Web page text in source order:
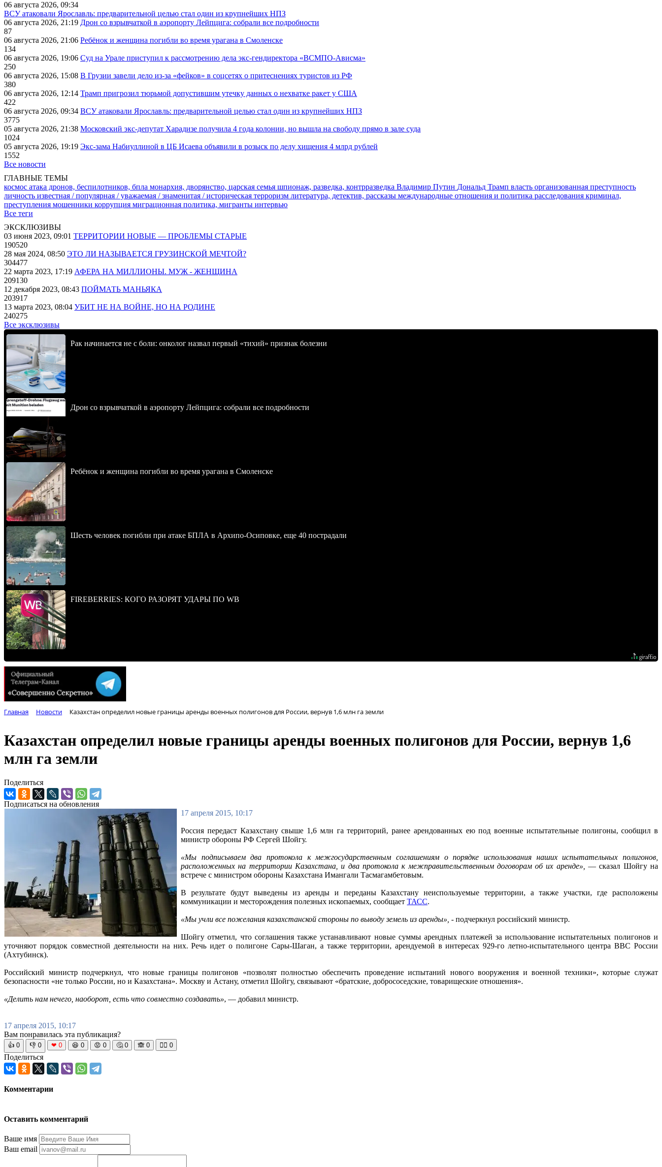
06 августа 2026, 09:34
ВСУ атаковали Ярославль: предварительной целью стал один из крупнейших НПЗ
06 августа 2026, 21:19 Дрон со взрывчаткой в аэропорту Лейпцига: собрали все подробности
87
06 августа 2026, 21:06 Ребёнок и женщина погибли во время урагана в Смоленске
134
06 августа 2026, 19:06 Суд на Урале приступил к рассмотрению дела экс-гендиректора «ВСМПО-Ависма»
250
06 августа 2026, 15:08 В Грузии завели дело из-за «фейков» в соцсетях о притеснениях туристов из РФ
380
06 августа 2026, 12:14 Трамп пригрозил тюрьмой допустившим утечку данных о нехватке ракет у США
422
06 августа 2026, 09:34 ВСУ атаковали Ярославль: предварительной целью стал один из крупнейших НПЗ
3775
05 августа 2026, 21:38 Московский экс-депутат Харадизе получила 4 года колонии, но вышла на свободу прямо в зале суда
1024
05 августа 2026, 19:19 Экс-зама Набиуллиной в ЦБ Исаева объявили в розыск по делу хищения 4 млрд рублей
1552
Все новости
ГЛАВНЫЕ ТЕМЫ
космос атака дронов, беспилотников, бпла монархия, дворянство, царская семья шпионаж, разведка, контрразведка Владимир Путин Дональд Трамп власть организованная преступность
личность известная / популярная / уважаемая / знаменитая / историческая терроризм литература, детектив, рассказы международные отношения и политика расследования криминал,
преступления мошенники коррупция миграционная политика, мигранты интервью
Все теги
ЭКСКЛЮЗИВЫ
03 июня 2023, 09:01 ТЕРРИТОРИИ НОВЫЕ — ПРОБЛЕМЫ СТАРЫЕ
190520
28 мая 2024, 08:50 ЭТО ЛИ НАЗЫВАЕТСЯ ГРУЗИНСКОЙ МЕЧТОЙ?
304477
22 марта 2023, 17:19 АФЕРА НА МИЛЛИОНЫ. МУЖ - ЖЕНЩИНА
209130
12 декабря 2023, 08:43 ПОЙМАТЬ МАНЬЯКА
203917
13 марта 2023, 08:04 УБИТ НЕ НА ВОЙНЕ, НО НА РОДИНЕ
240275
Все эксклюзивы
Рак начинается не с боли: онколог назвал первый «тихий» признак болезни
Дрон со взрывчаткой в аэропорту Лейпцига: собрали все подробности
Ребёнок и женщина погибли во время урагана в Смоленске
Шесть человек погибли при атаке БПЛА в Архипо-Осиповке, еще 40 пострадали
FIREBERRIES: КОГО РАЗОРЯТ УДАРЫ ПО WB
Главная Новости Казахстан определил новые границы аренды военных полигонов для России, вернув 1,6 млн га земли
Казахстан определил новые границы аренды военных полигонов для России, вернув 1,6
млн га земли
Поделиться
Подписаться на обновления
17 апреля 2015, 10:17
Россия передаст Казахстану свыше 1,6 млн га территорий, ранее арендованных ею под военные испытательные полигоны, сообщил в
министр обороны РФ Сергей Шойгу.
«Мы подписываем два протокола к межгосударственным соглашениям о порядке использования наших испытательных полигонов,
расположенных на территории Казахстана, и два протокола к межправительственным договорам об их аренде»,
— сказал Шойгу на
встрече с министром обороны Казахстана Имангали Тасмагамбетовым.
В результате будут выведены из аренды и переданы Казахстану неиспользуемые территории, а также участки, где расположены
коммуникации и месторождения полезных ископаемых, сообщает ТАСС.
«Мы учли все пожелания казахстанской стороны по выводу земель из аренды», - подчеркнул российский министр.
Шойгу отметил, что соглашения также устанавливают новые суммы арендных платежей за использование испытательных полигонов и
уточняют порядок совместной деятельности на них. Речь идет о полигоне Сары-Шаган, а также территории, арендуемой в интересах 929-го летно-испытательного центра ВВС России
(Ахтубинск).
Российский министр подчеркнул, что новые границы полигонов «позволят полностью обеспечить проведение испытаний нового вооружения и военной техники», которые служат
безопасности «не только России, но и Казахстана». Москву и Астану, отметил Шойгу, связывают «братские, добрососедские, товарищеские отношения».
«Делить нам нечего, наоборот, есть что совместно создавать», — добавил министр.
17 апреля 2015, 10:17
Вам понравилась эта публикация?
👍 0 👎 0 ❤ 0 😆 0 😡 0 🤔 0 🙈 0 🧘‍♀️ 0
Поделиться
Комментарии
Оставить комментарий
Ваше имя
Ваш email